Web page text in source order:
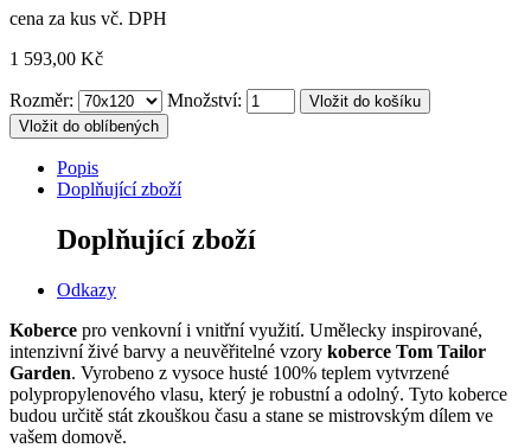
cena za kus vč. DPH
1 593,00 Kč
Rozměr: Množství:
Vložit do oblíbených
Popis
Doplňující zboží
Doplňující zboží
Odkazy
Koberce pro venkovní i vnitřní využití. Umělecky inspirované,
intenzivní živé barvy a neuvěřitelné vzory koberce Tom Tailor
Garden. Vyrobeno z vysoce husté 100% teplem vytvrzené
polypropylenového vlasu, který je robustní a odolný. Tyto koberce
budou určitě stát zkouškou času a stane se mistrovským dílem ve
vašem domově.